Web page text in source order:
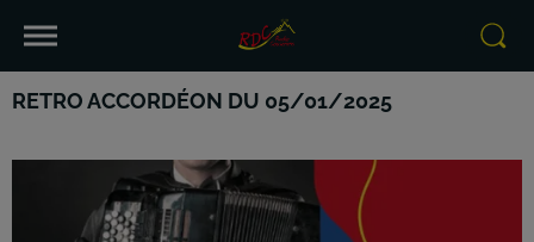
RETRO ACCORDÉON DU 05/01/2025